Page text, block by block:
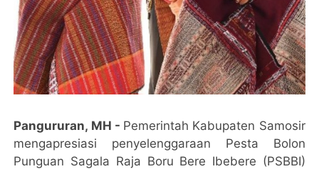
Pangururan, MH - Pemerintah Kabupaten Samosir
mengapresiasi penyelenggaraan Pesta Bolon
Punguan Sagala Raja Boru Bere Ibebere (PSBBI)